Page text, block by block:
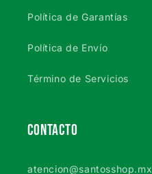
Política de Garantías
Política de Envío
Término de Servicios
CONTACTO
atencion@santosshop.mx